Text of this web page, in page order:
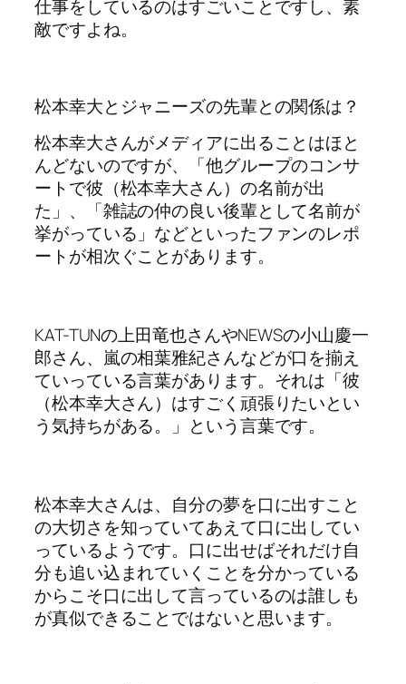
仕事をしているのはすごいことですし、素
敵ですよね。
松本幸大とジャニーズの先輩との関係は？
松本幸大さんがメディアに出ることはほと
んどないのですが、「他グループのコンサ
ートで彼（松本幸大さん）の名前が出
た」、「雑誌の仲の良い後輩として名前が
挙がっている」などといったファンのレポ
ートが相次ぐことがあります。
KAT-TUNの上田竜也さんやNEWSの小山慶一
郎さん、嵐の相葉雅紀さんなどが口を揃え
ていっている言葉があります。それは「彼
（松本幸大さん）はすごく頑張りたいとい
う気持ちがある。」という言葉です。
松本幸大さんは、自分の夢を口に出すこと
の大切さを知っていてあえて口に出してい
っているようです。口に出せばそれだけ自
分も追い込まれていくことを分かっている
からこそ口に出して言っているのは誰しも
が真似できることではないと思います。